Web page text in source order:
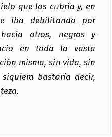
que los cubría y, en
iba debilitando por
otros, negros y
en toda la vasta
misma, sin vida, sin
bastaría decir,